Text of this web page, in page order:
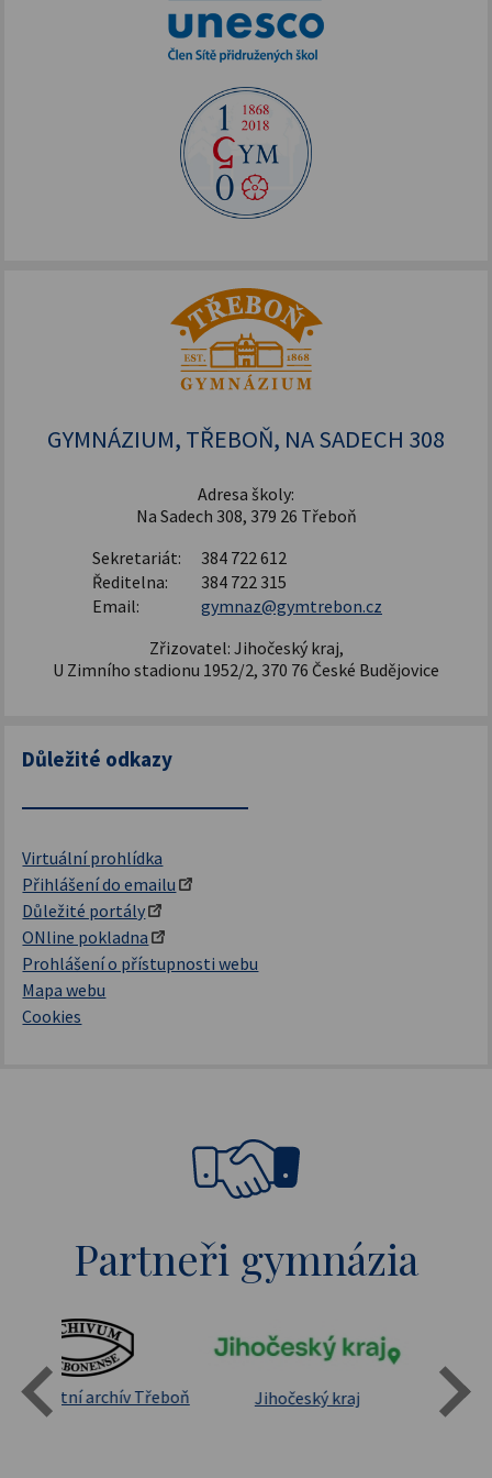
GYMNÁZIUM, TŘEBOŇ, NA SADECH 308
Adresa školy:
Na Sadech 308, 379 26 Třeboň
Sekretariát:
384 722 612
Ředitelna:
384 722 315
Email:
gymnaz@gymtrebon.cz
Zřizovatel: Jihočeský kraj,
U Zimního stadionu 1952/2, 370 76 České Budějovice
Důležité odkazy
Virtuální prohlídka
Přihlášení do emailu
Důležité portály
ONline pokladna
Prohlášení o přístupnosti webu
Mapa webu
Cookies
Partneři gymnázia
Státní oblastní archív Třeboň Jihočeský kraj